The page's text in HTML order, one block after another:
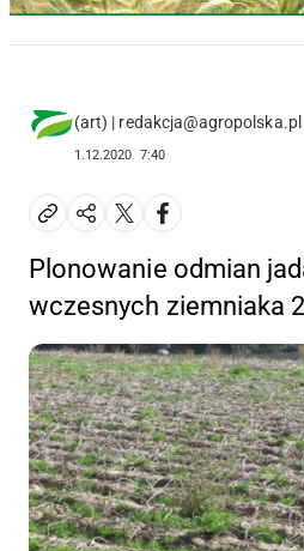
(art) | redakcja@agropolska.pl
1.12.2020 7:40
Plonowanie odmian
wczesnych ziemniaka